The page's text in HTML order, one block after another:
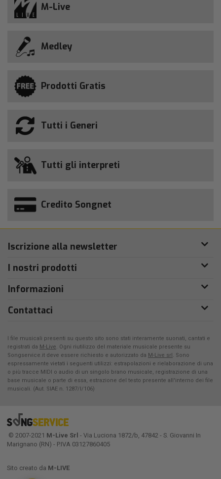
M-Live
Medley
Prodotti Gratis
Tutti i Generi
Tutti gli interpreti
Credito Songnet
Iscrizione alla newsletter
I nostri prodotti
Informazioni
Contattaci
I file musicali presenti su questo sito sono stati interamente suonati, cantati e
registrati da M-Live. Ogni riutilizzo del materiale musicale presente su
Songservice.it deve essere richiesto e autorizzato da M-Live srl. Sono
espressamente vietati i seguenti utilizzi: estrapolazioni e rielaborazione di una
o più tracce MIDI o audio di un singolo brano musicale, registrazione di una
base musicale o parte di essa, estrazione del testo presente all'interno dei file
musicali. (Aut. SIAE n. 1287/I/106)
© 2007-2021 M-Live Srl - Via Luciona 1872/b, 47842 - S. Giovanni In
Marignano (RN) - P.IVA 03127860405
Sito creato da M-LIVE